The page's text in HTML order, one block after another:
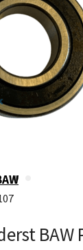
BAW